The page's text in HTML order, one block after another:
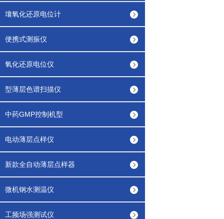
壤氧化还原电位计
便携式测振仪
氧化还原电位仪
型薄层色谱扫描仪
中药GMP控制机型
电动薄层点样仪
新款全自动薄层点样器
微机钢水测温仪
工频场强测试仪